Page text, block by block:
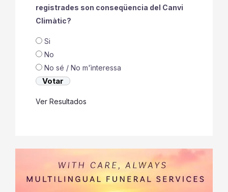
registrades son conseqüencia del Canvi
Climàtic?
Si
No
No sé / No m'ìnteressa
Ver Resultados